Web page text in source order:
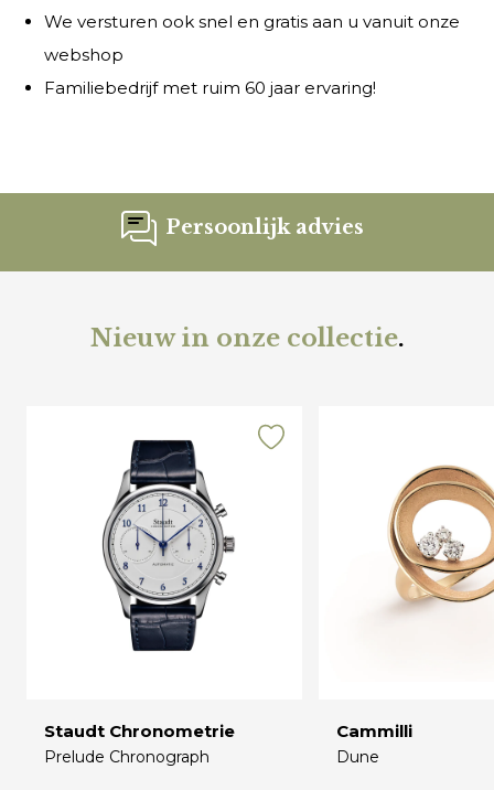
We versturen ook snel en gratis aan u vanuit onze
webshop
Familiebedrijf met ruim 60 jaar ervaring!
Persoonlijk advies
Nieuw in onze collectie.
Staudt Chronometrie
Prelude Chronograph
Cammilli
Dune